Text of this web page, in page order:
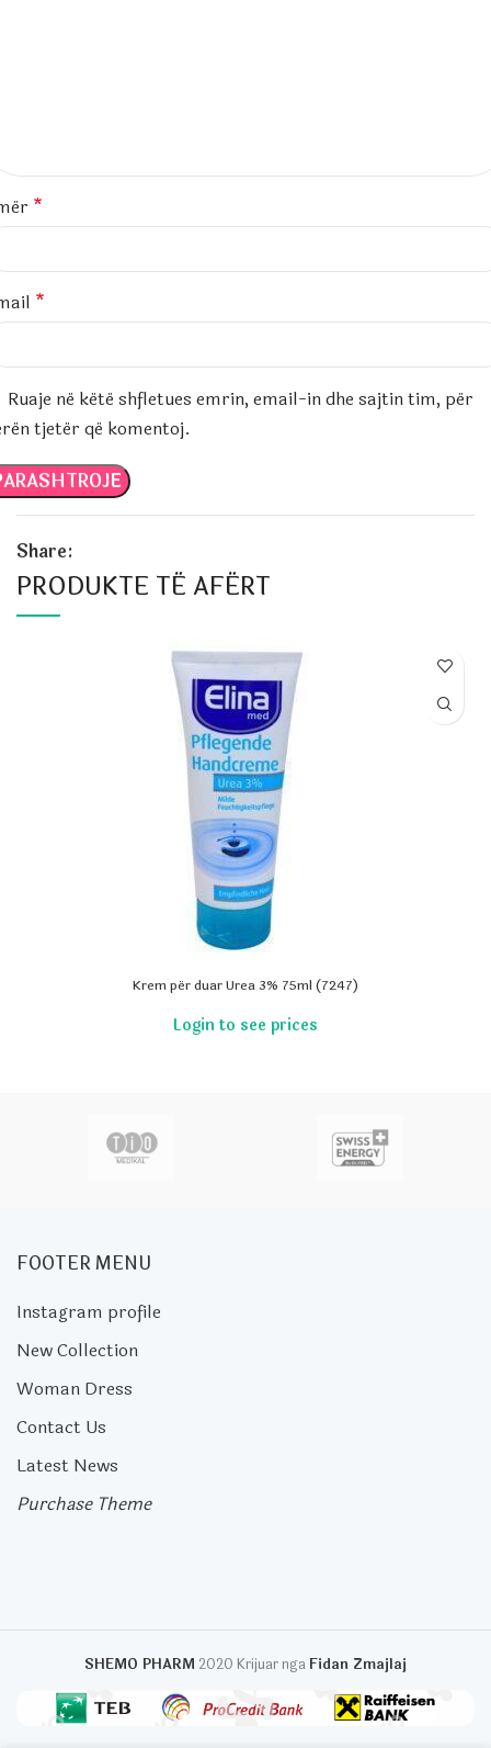
*
*
Ruaje në këtë shfletues emrin, email-in dhe sajtin tim, për
tjetër që komentoj.
Share:
PRODUKTE TË AFËRT
Krem për duar Urea 3% 75ml (7247)
FOOTER MENU
Instagram profile
New Collection
Woman Dress
Contact Us
Latest News
Purchase Theme
SHEMO PHARM 2020 Krijuar ngaFidan Zmajlaj